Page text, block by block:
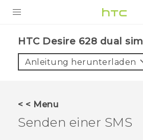
VIVE
HTC Desire 628 dual sim‎
Anleitung herunterladen
< < Menu
Senden einer SMS